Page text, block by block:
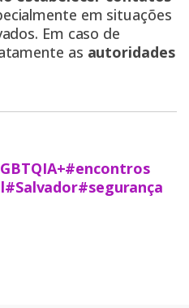
em situações
Em caso de
as autoridades
#encontros
#Salvador#segurança